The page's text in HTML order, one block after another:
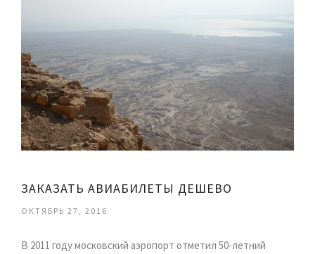
ЗАКАЗАТЬ АВИАБИЛЕТЫ ДЕШЕВО
ОКТЯБРЬ 27, 2016
В 2011 году московский аэропорт отметил 50-летний